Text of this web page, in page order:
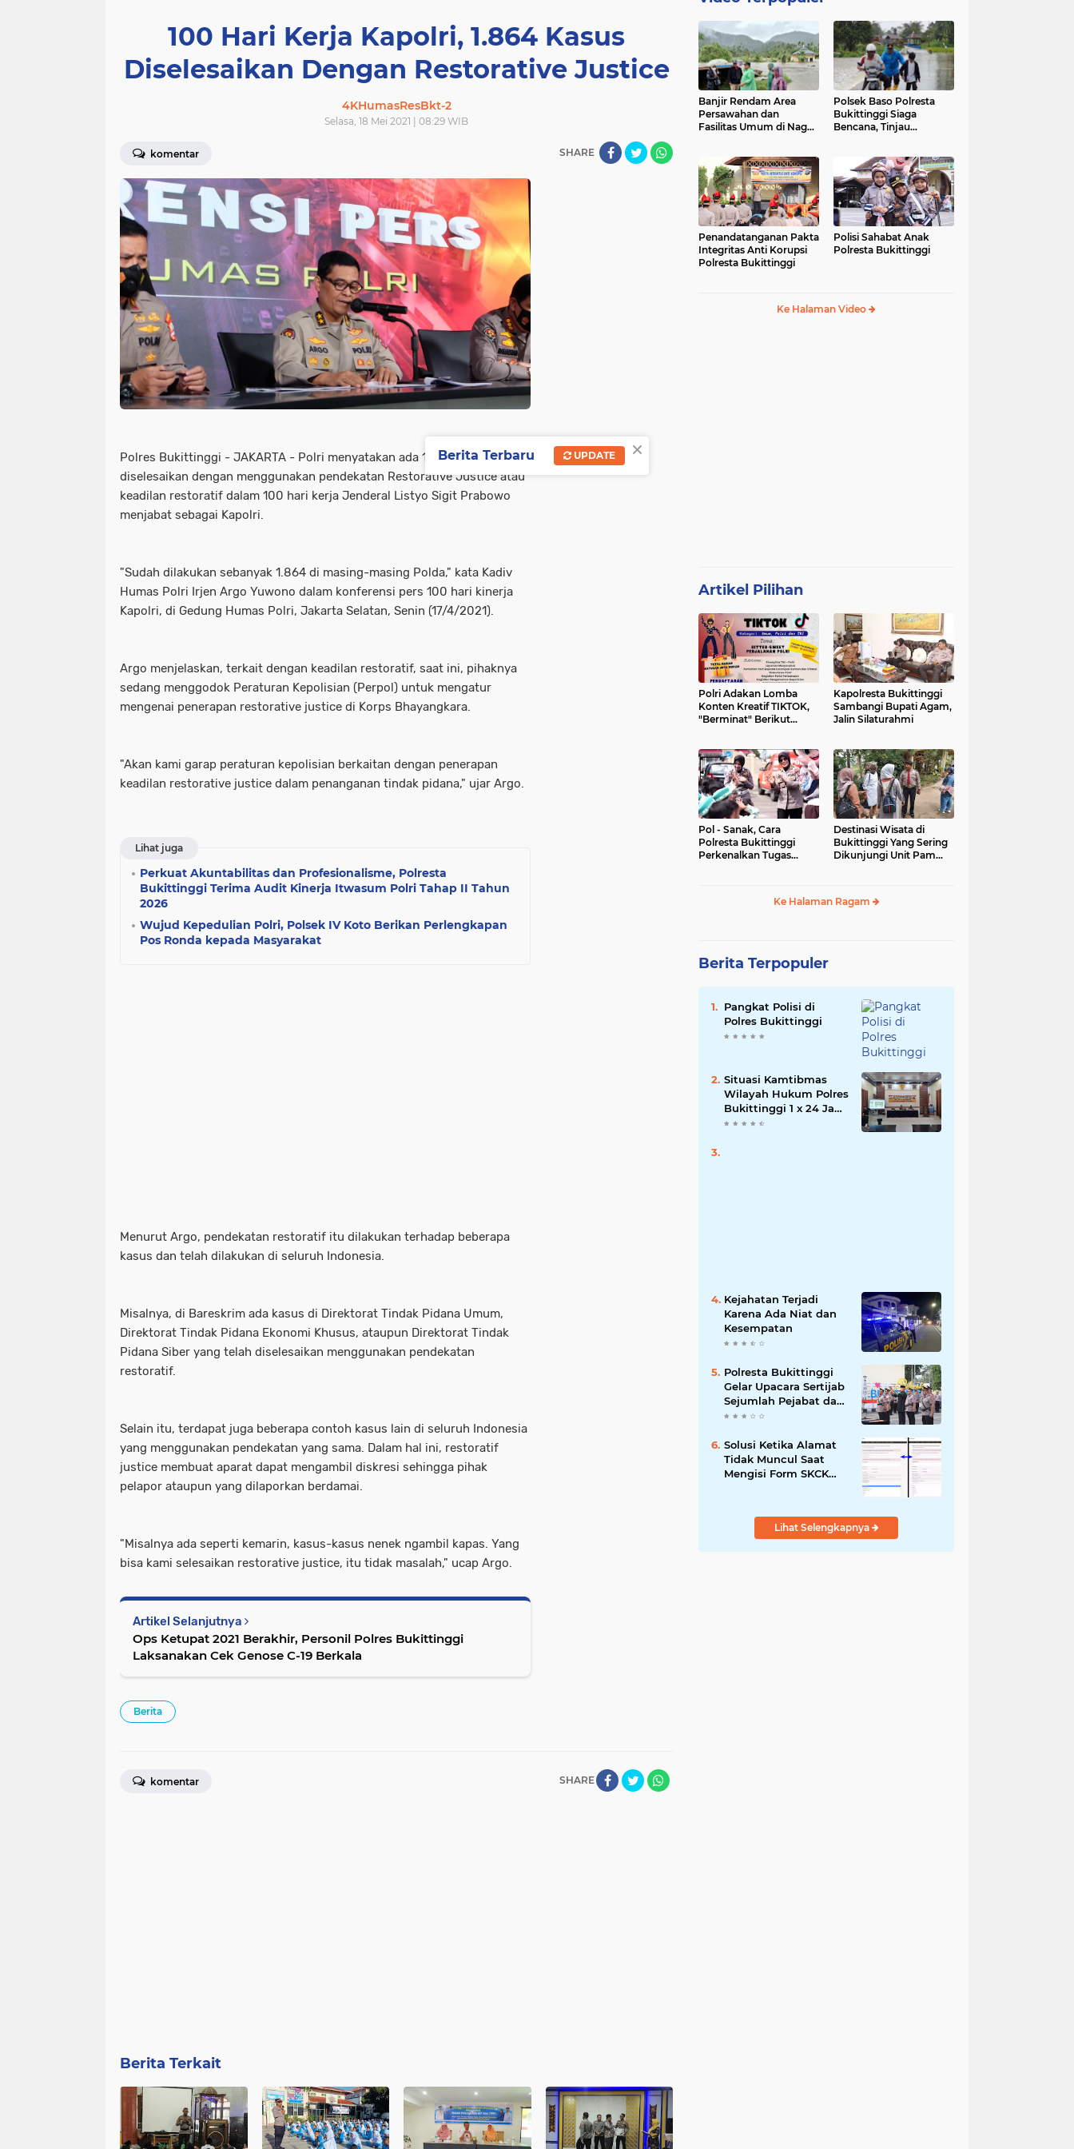
100 Hari Kerja Kapolri, 1.864 Kasus
Diselesaikan Dengan Restorative Justice
4KHumasResBkt-2
Selasa, 18 Mei 2021 | 08:29 WIB
komentar SHARE
Polres Bukittinggi - JAKARTA - Polri menyatakan ada 1.864 kasus yang
diselesaikan dengan menggunakan pendekatan Restorative Justice atau
keadilan restoratif dalam 100 hari kerja Jenderal Listyo Sigit Prabowo
menjabat sebagai Kapolri.
"Sudah dilakukan sebanyak 1.864 di masing-masing Polda," kata Kadiv
Humas Polri Irjen Argo Yuwono dalam konferensi pers 100 hari kinerja
Kapolri, di Gedung Humas Polri, Jakarta Selatan, Senin (17/4/2021).
Argo menjelaskan, terkait dengan keadilan restoratif, saat ini, pihaknya
sedang menggodok Peraturan Kepolisian (Perpol) untuk mengatur
mengenai penerapan restorative justice di Korps Bhayangkara.
"Akan kami garap peraturan kepolisian berkaitan dengan penerapan
keadilan restorative justice dalam penanganan tindak pidana," ujar Argo.
Lihat juga
Perkuat Akuntabilitas dan Profesionalisme, Polresta
Bukittinggi Terima Audit Kinerja Itwasum Polri Tahap II Tahun
2026
Wujud Kepedulian Polri, Polsek IV Koto Berikan Perlengkapan
Pos Ronda kepada Masyarakat
Menurut Argo, pendekatan restoratif itu dilakukan terhadap beberapa
kasus dan telah dilakukan di seluruh Indonesia.
Misalnya, di Bareskrim ada kasus di Direktorat Tindak Pidana Umum,
Direktorat Tindak Pidana Ekonomi Khusus, ataupun Direktorat Tindak
Pidana Siber yang telah diselesaikan menggunakan pendekatan
restoratif.
Selain itu, terdapat juga beberapa contoh kasus lain di seluruh Indonesia
yang menggunakan pendekatan yang sama. Dalam hal ini, restoratif
justice membuat aparat dapat mengambil diskresi sehingga pihak
pelapor ataupun yang dilaporkan berdamai.
"Misalnya ada seperti kemarin, kasus-kasus nenek ngambil kapas. Yang
bisa kami selesaikan restorative justice, itu tidak masalah," ucap Argo.
Artikel Selanjutnya
Ops Ketupat 2021 Berakhir, Personil Polres Bukittinggi
Laksanakan Cek Genose C-19 Berkala
Berita
SHARE
komentar
Berita Terkait
Banjir Rendam Area
Persawahan dan
Fasilitas Umum di Nagari
Polsek Baso Polresta
Bukittinggi Siaga
Bencana, Tinjau
Penandatanganan Pakta
Integritas Anti Korupsi
Polresta Bukittinggi
Polisi Sahabat Anak
Polresta Bukittinggi
Ke Halaman Video
Artikel Pilihan
Polri Adakan Lomba
Konten Kreatif TIKTOK,
"Berminat" Berikut
Kapolresta Bukittinggi
Sambangi Bupati Agam,
Jalin Silaturahmi
Pol - Sanak, Cara
Polresta Bukittinggi
Perkenalkan Tugas
Destinasi Wisata di
Bukittinggi Yang Sering
Dikunjungi Unit Pam
Ke Halaman Ragam
Berita Terpopuler
Pangkat Polisi di
Polres Bukittinggi
Situasi Kamtibmas
Wilayah Hukum Polres
Bukittinggi 1 x 24 Jam
Senin 27 Juni 2022
Kejahatan Terjadi
Karena Ada Niat dan
Kesempatan
Polresta Bukittinggi
Gelar Upacara Sertijab
Sejumlah Pejabat dan
laporan Kenaikan
Solusi Ketika Alamat
Tidak Muncul Saat
Mengisi Form SKCK
Lihat Selengkapnya
×
Berita Terbaru UPDATE